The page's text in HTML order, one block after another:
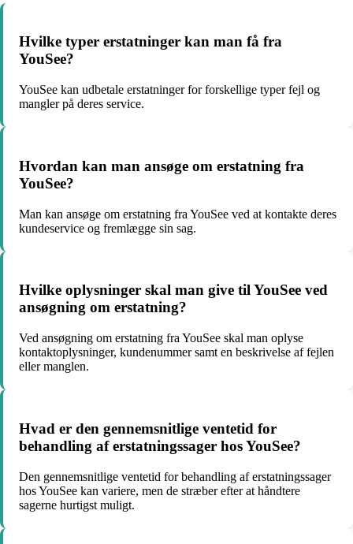
Hvilke typer erstatninger kan man få fra
YouSee?
YouSee kan udbetale erstatninger for forskellige typer fejl og
mangler på deres service.
Hvordan kan man ansøge om erstatning fra
YouSee?
Man kan ansøge om erstatning fra YouSee ved at kontakte deres
kundeservice og fremlægge sin sag.
Hvilke oplysninger skal man give til YouSee ved
ansøgning om erstatning?
Ved ansøgning om erstatning fra YouSee skal man oplyse
kontaktoplysninger, kundenummer samt en beskrivelse af fejlen
eller manglen.
Hvad er den gennemsnitlige ventetid for
behandling af erstatningssager hos YouSee?
Den gennemsnitlige ventetid for behandling af erstatningssager
hos YouSee kan variere, men de stræber efter at håndtere
sagerne hurtigst muligt.